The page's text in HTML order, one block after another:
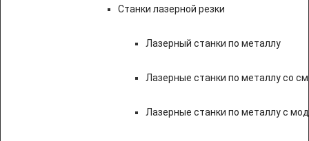
Станки лазерной резки
Лазерный станки по металлу
Лазерные станки по металлу со
Лазерные станки по металлу с